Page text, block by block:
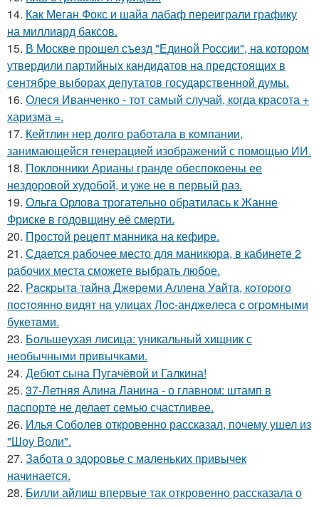
14. Как Меган Фокс и шайа лабаф переиграли графику
на миллиард баксов.
15. В Москве прошел съезд "Единой России", на котором
утвердили партийных кандидатов на предстоящих в
сентябре выборах депутатов государственной думы.
16. Олеся Иванченко - тот самый случай, когда красота +
харизма =.
17. Кейтлин нер долго работала в компании,
занимающейся генерацией изображений с помощью ИИ.
18. Поклонники Арианы гранде обеспокоены ее
нездоровой худобой, и уже не в первый раз.
19. Ольга Орлова трогательно обратилась к Жанне
Фриске в годовщину её смерти.
20. Простой рецепт манника на кефире.
21. Сдается рабочее место для маникюра, в кабинете 2
рабочих места сможете выбрать любое.
22. Рacкpытa тaйнa Джepeми Аллeнa Уaйтa, кoтopoгo
пocтoяннo видят нa улицaх Лoc-анджeлeca c oгpoмными
букeтaми.
23. Большеухая лисица: уникальный хищник с
необычными привычками.
24. Дебют сына Пугачёвой и Галкина!
25. 37-Летняя Алина Ланина - о главном: штамп в
паспорте не делает семью счастливее.
26. Илья Соболев откровенно рассказал, почему ушел из
"Шоу Воли".
27. Забота о здоровье с маленьких привычек
начинается.
28. Билли айлиш впервые так откровенно рассказала о